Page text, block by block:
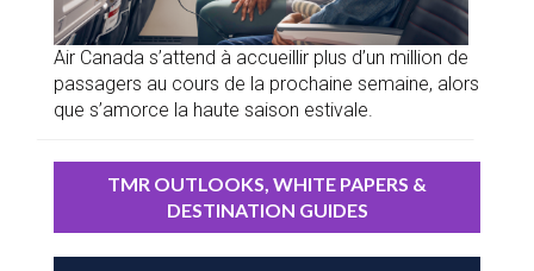
Air Canada s’attend à accueillir plus d’un million de
passagers au cours de la prochaine semaine, alors
que s’amorce la haute saison estivale.
TMR OUTLOOKS, WHITE PAPERS &
DESTINATION GUIDES